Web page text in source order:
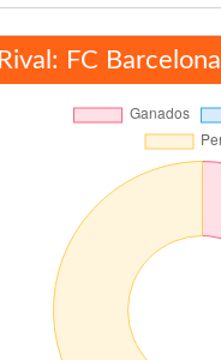
Rival: FC Barcelona